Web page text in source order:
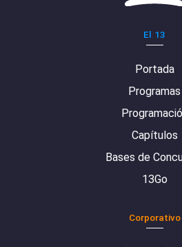
El 13
Portada
Programas
Capítulos
Bases de
13Go
Corporativo